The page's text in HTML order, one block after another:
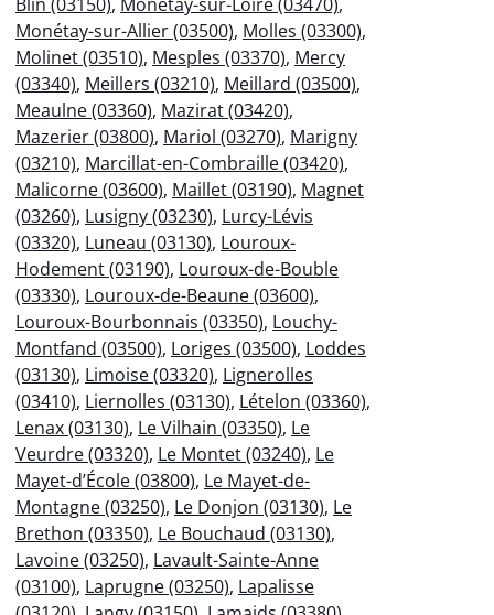
Monétay-sur-Allier (03500), Molles (03300),
Molinet (03510), Mesples (03370), Mercy
(03340), Meillers (03210), Meillard (03500),
Meaulne (03360), Mazirat (03420),
Mazerier (03800), Mariol (03270), Marigny
(03210), Marcillat-en-Combraille (03420),
Malicorne (03600), Maillet (03190), Magnet
(03260), Lusigny (03230), Lurcy-Lévis
(03320), Luneau (03130), Louroux-
Hodement (03190), Louroux-de-Bouble
(03330), Louroux-de-Beaune (03600),
Louroux-Bourbonnais (03350), Louchy-
Montfand (03500), Loriges (03500), Loddes
(03130), Limoise (03320), Lignerolles
(03410), Liernolles (03130), Lételon (03360),
Lenax (03130), Le Vilhain (03350), Le
Veurdre (03320), Le Montet (03240), Le
Mayet-d’École (03800), Le Mayet-de-
Montagne (03250), Le Donjon (03130), Le
Brethon (03350), Le Bouchaud (03130),
Lavoine (03250), Lavault-Sainte-Anne
(03100), Laprugne (03250), Lapalisse